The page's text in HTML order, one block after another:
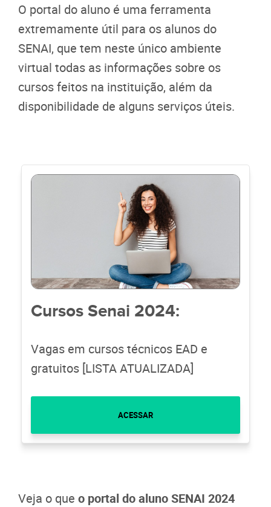
O portal do aluno é uma ferramenta
extremamente útil para os alunos do
SENAI, que tem neste único ambiente
virtual todas as informações sobre os
cursos feitos na instituição, além da
disponibilidade de alguns serviços úteis.
Cursos Senai 2024:
Vagas em cursos técnicos EAD e
gratuitos [LISTA ATUALIZADA]
ACESSAR
Veja o que o portal do aluno SENAI 2024